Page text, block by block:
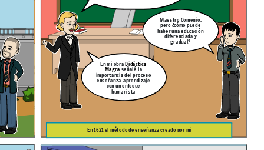
En 1621 el método de enseñanza creado por mi
En mi obraDidáctica
Magna señalé la
importancia del proceso
enseñanza-aprendizaje
con un enfoque
humanista
Maestro Comenio,
pero ¿cómo puede
haber una educación
diferenciada y
gradual?